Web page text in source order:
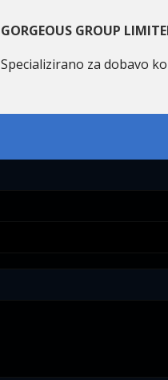
GORGEOUS GROUP
Specializirano za dobavo